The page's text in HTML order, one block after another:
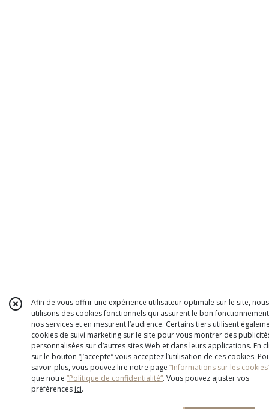
Afin de vous offrir une expérience utilisateur optimale sur le site, nous
utilisons des cookies fonctionnels qui assurent le bon
nos services et en mesurent l’audience. Certains tiers utilisent
cookies de suivi marketing sur le site pour vous montrer des
personnalisées sur d’autres sites Web et dans leurs applications. En
sur le bouton “J’accepte” vous acceptez l’utilisation de ces cookies.
savoir plus, vous pouvez lire notre page “Informations sur les
que notre “Politique de confidentialité“. Vous pouvez ajuster vos
préférences ici.